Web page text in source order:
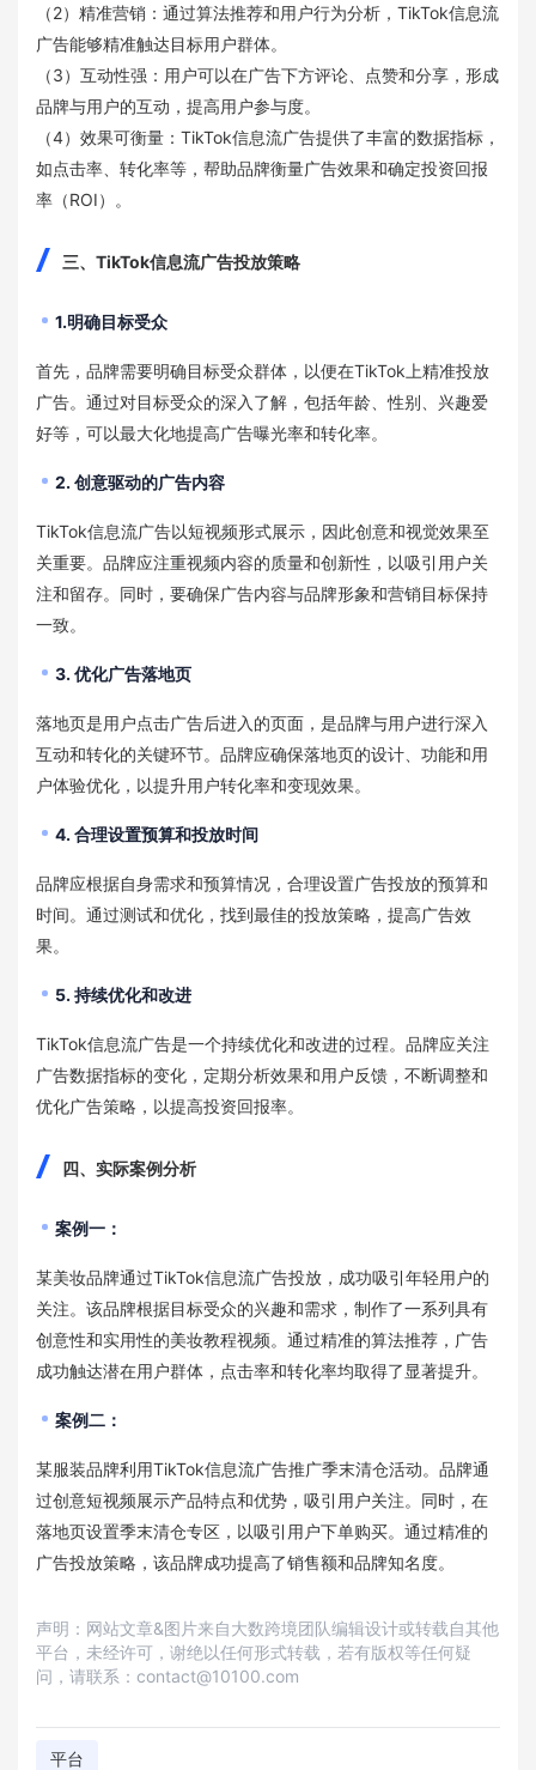
（2）精准营销：通过算法推荐和用户行为分析，TikTok信息流
广告能够精准触达目标用户群体。
（3）互动性强：用户可以在广告下方评论、点赞和分享，形成
品牌与用户的互动，提高用户参与度。
（4）效果可衡量：TikTok信息流广告提供了丰富的数据指标，
如点击率、转化率等，帮助品牌衡量广告效果和确定投资回报
率（ROI）。
三、TikTok信息流广告投放策略
1.明确目标受众
首先，品牌需要明确目标受众群体，以便在TikTok上精准投放
广告。通过对目标受众的深入了解，包括年龄、性别、兴趣爱
好等，可以最大化地提高广告曝光率和转化率。
2. 创意驱动的广告内容
TikTok信息流广告以短视频形式展示，因此创意和视觉效果至
关重要。品牌应注重视频内容的质量和创新性，以吸引用户关
注和留存。同时，要确保广告内容与品牌形象和营销目标保持
一致。
3. 优化广告落地页
落地页是用户点击广告后进入的页面，是品牌与用户进行深入
互动和转化的关键环节。品牌应确保落地页的设计、功能和用
户体验优化，以提升用户转化率和变现效果。
4. 合理设置预算和投放时间
品牌应根据自身需求和预算情况，合理设置广告投放的预算和
时间。通过测试和优化，找到最佳的投放策略，提高广告效
果。
5. 持续优化和改进
TikTok信息流广告是一个持续优化和改进的过程。品牌应关注
广告数据指标的变化，定期分析效果和用户反馈，不断调整和
优化广告策略，以提高投资回报率。
四、实际案例分析
案例一：
某美妆品牌通过TikTok信息流广告投放，成功吸引年轻用户的
关注。该品牌根据目标受众的兴趣和需求，制作了一系列具有
创意性和实用性的美妆教程视频。通过精准的算法推荐，广告
成功触达潜在用户群体，点击率和转化率均取得了显著提升。
案例二：
某服装品牌利用TikTok信息流广告推广季末清仓活动。品牌通
过创意短视频展示产品特点和优势，吸引用户关注。同时，在
落地页设置季末清仓专区，以吸引用户下单购买。通过精准的
广告投放策略，该品牌成功提高了销售额和品牌知名度。
声明：网站文章&图片来自大数跨境团队编辑设计或转载自其他
平台，未经许可，谢绝以任何形式转载，若有版权等任何疑
问，请联系：contact@10100.com
平台